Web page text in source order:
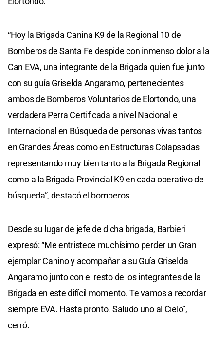
“Hoy la Brigada Canina K9 de la Regional 10 de
Bomberos de Santa Fe despide con inmenso dolor a la
Can EVA, una integrante de la Brigada quien fue junto
con su guía Griselda Angaramo, pertenecientes
ambos de Bomberos Voluntarios de Elortondo, una
verdadera Perra Certificada a nivel Nacional e
Internacional en Búsqueda de personas vivas tantos
en Grandes Áreas como en Estructuras Colapsadas
representando muy bien tanto a la Brigada Regional
como a la Brigada Provincial K9 en cada operativo de
búsqueda”, destacó el bomberos.
Desde su lugar de jefe de dicha brigada, Barbieri
expresó: “Me entristece muchísimo perder un Gran
ejemplar Canino y acompañar a su Guía Griselda
Angaramo junto con el resto de los integrantes de la
Brigada en este difícil momento. Te vamos a recordar
siempre EVA. Hasta pronto. Saludo uno al Cielo”,
cerró.